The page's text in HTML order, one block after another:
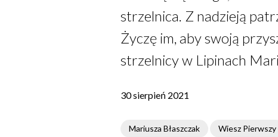
strzelnica. Z nadzieją
Życzę im, aby swoją
strzelnicy w Lipinach
30 sierpień 2021
Mariusza Błaszczak Wiesz Pierwszy